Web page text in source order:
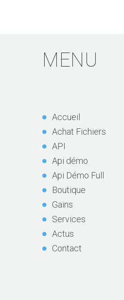
MENU
Accueil
Achat Fichiers
API
Api démo
Api Démo Full
Boutique
Gains
Services
Actus
Contact